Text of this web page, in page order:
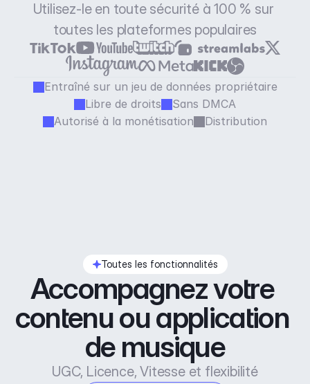
Utilisez-le en toute sécurité à 100 % sur
toutes les plateformes populaires
Entraîné sur un jeu de données propriétaire
Libre de droits
Sans DMCA
Autorisé à la monétisation
Distribution
Toutes les fonctionnalités
Accompagnez votre
contenu ou application
de musique
UGC, Licence, Vitesse et flexibilité